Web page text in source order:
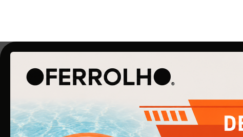
O Ferrolho iniciou a sua atividade em 1990. O que
começou por ser uma simples empresa de